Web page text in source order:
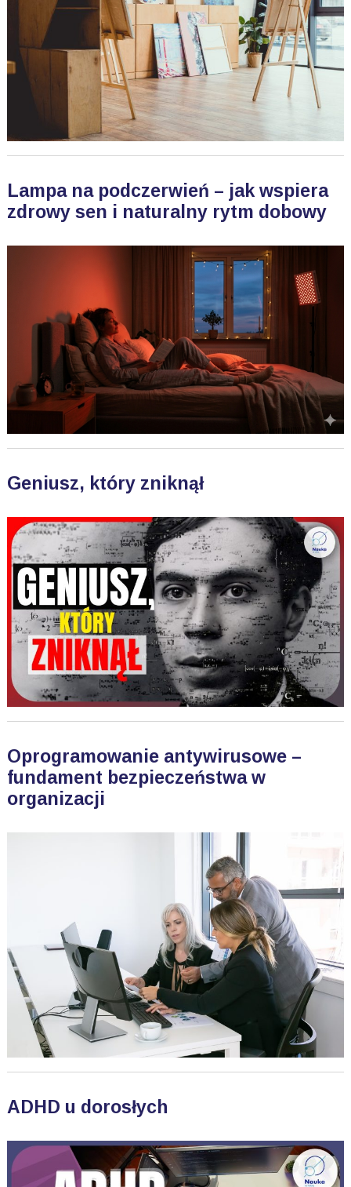
Lampa na podczerwień – jak wspiera
zdrowy sen i naturalny rytm dobowy
Geniusz, który zniknął
Oprogramowanie antywirusowe –
fundament bezpieczeństwa w
organizacji
ADHD u dorosłych